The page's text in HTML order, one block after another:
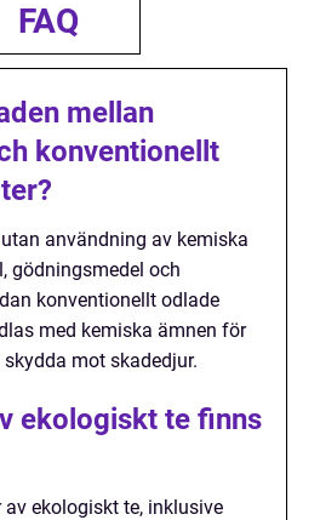
FAQ
mellan
konventionellt
användning av kemiska
gödningsmedel och
konventionellt odlade
med kemiska ämnen för
mot skadedjur.
ekologiskt te finns
ekologiskt te, inklusive